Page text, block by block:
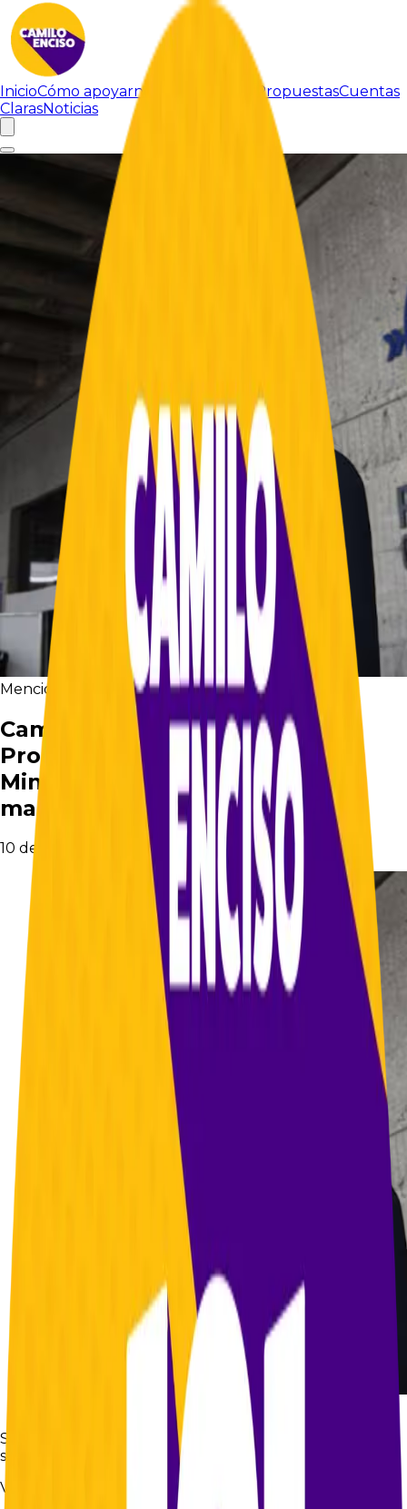
InicioCómo apoyarnos PropuestasCuentas
ClarasNoticias
Mención en mediosCaracol Radio
Camilo Enciso pide a la
Procuraduría que suspenda al
Mininterior, por insultos a la
magistrada Lombana
10 de noviembre de 2025
Caracol Radio
Solicitud de Camilo Enciso a la Procuraduría para
suspender al Ministro del Interior
Ver artículo completo en: